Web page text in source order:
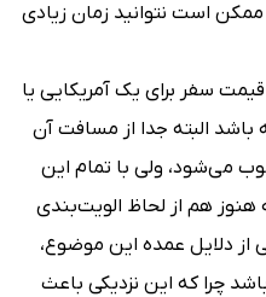
است نتوانید زمان زیادی
سفر برای یک آمریکایی یا
البته جدا از مسافت آن
می‌شود، ولی با تمام این
هم از لحاظ الویت‌بندی
از دلایل عمده این موضوع،
چرا که این نزدیکی باعث